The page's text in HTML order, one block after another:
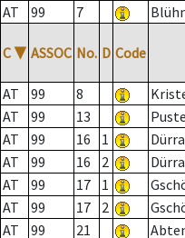
AT
99 7
C ▼ ASSOC No. D Code
AT 99 8
AT
99 13
AT
99 16 1
AT
99 16 2
AT
99 17 1
AT
99 17 2
AT
99 21